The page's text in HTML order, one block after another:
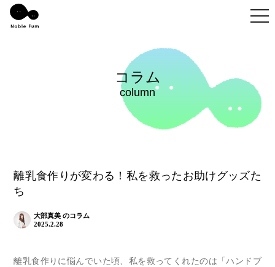
コラム
column
離乳食作りが変わる！私を救ったお助けグッズた
ち
大部真美 のコラム
2025.2.28
離乳食作りに悩んでいた頃、私を救ってくれたのは「ハンドブ